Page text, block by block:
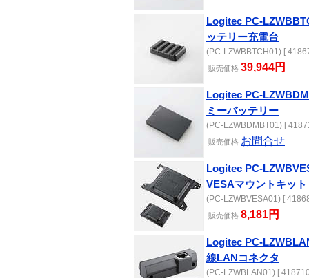
Logitec PC-
ッテリー充電台
(PC-LZWBBTCH01) [
販売価格 39,944円
Logitec PC-
ミーバッテリー
(PC-LZWBDMBT01) [
販売価格 お問合せ
Logitec PC-
VESAマウントキット
(PC-LZWBVESA01) [
販売価格 8,181円
Logitec PC-
線LANコネクタ
(PC-LZWBLAN01) [